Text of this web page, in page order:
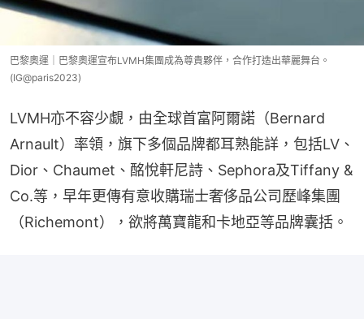
巴黎奧運｜巴黎奧運宣布LVMH集團成為尊貴夥伴，合作打造出華麗舞台。
(IG@paris2023)
LVMH亦不容少覷，由全球首富阿爾諾（Bernard
Arnault）率領，旗下多個品牌都耳熟能詳，包括LV、
Dior、Chaumet、酩悅軒尼詩、Sephora及Tiffany &
Co.等，早年更傳有意收購瑞士奢侈品公司歷峰集團
（Richemont），欲將萬寶龍和卡地亞等品牌囊括。